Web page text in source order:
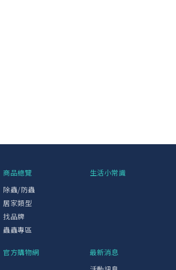
商品總覽
除蟲/防蟲
居家類型
找品牌
蟲蟲專區
生活小常識
官方購物網
最新消息